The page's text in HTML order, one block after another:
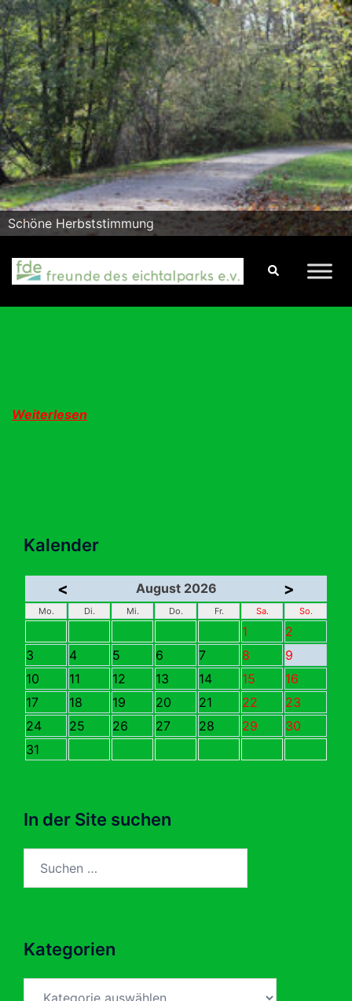
Zum
Inhalt
springen
Schöne Herbststimmung
Suche
Weiterlesen
Kalender
< August 2026 >
Mo. Di. Mi. Do. Fr. Sa. So.
1
2
3
4 5 6 7 8
9
10
11 12 13 14 15
16
17
18 19 20 21 22
23
24
25 26 27 28 29
30
31
In der Site suchen
nach:
Kategorien